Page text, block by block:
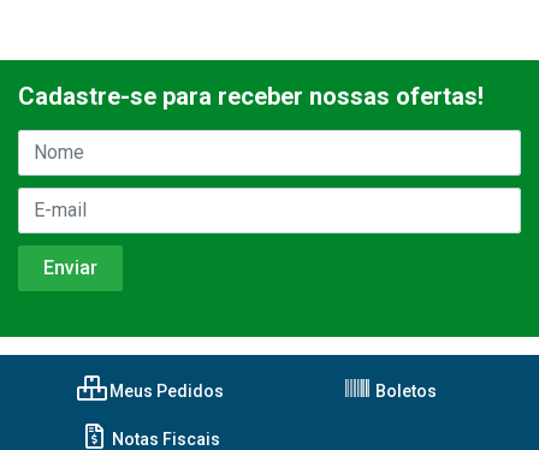
Cadastre-se para receber nossas ofertas!
Meus Pedidos Boletos
Notas Fiscais